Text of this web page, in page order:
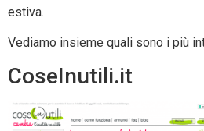
estiva.
Vediamo insieme quali sono i più
CoseInutili.it